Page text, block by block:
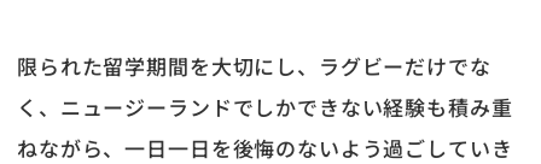
限られた留学期間を大切にし、ラグビーだけでな
く、ニュージーランドでしかできない経験も積み重
ねながら、一日一日を後悔のないよう過ごしていき